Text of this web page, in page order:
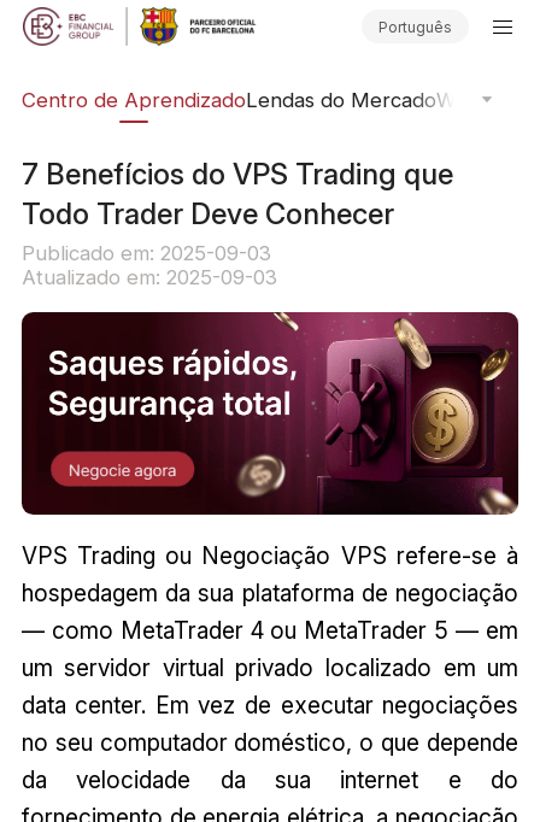
Português
Centro de AprendizadoLendas do MercadoWebinars
7 Benefícios do VPS Trading que
Todo Trader Deve Conhecer
Publicado em: 2025-09-03
Atualizado em: 2025-09-03
VPS Trading ou Negociação VPS refere-se à
hospedagem da sua plataforma de negociação
— como MetaTrader 4 ou MetaTrader 5 — em
um servidor virtual privado localizado em um
data center. Em vez de executar negociações
no seu computador doméstico, o que depende
da velocidade da sua internet e do